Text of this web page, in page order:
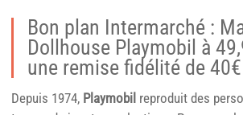
Bon plan Intermarché :
Dollhouse Playmobil à
une remise fidélité de 40€
Depuis 1974, Playmobil reproduit des